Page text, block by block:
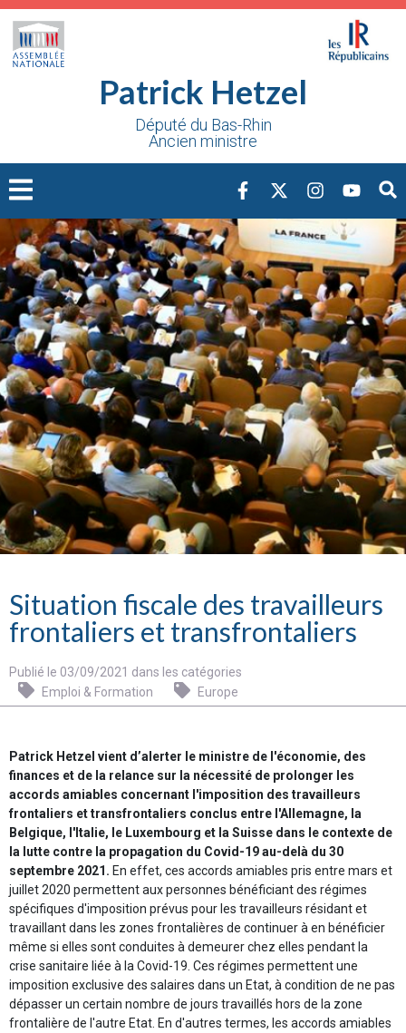
Patrick Hetzel
Député du Bas-Rhin
Ancien ministre
Situation fiscale des travailleurs
frontaliers et transfrontaliers
Publié le 03/09/2021 dans les catégories
Emploi & Formation
Europe
Patrick Hetzel vient d’alerter le ministre de l'économie, des
finances et de la relance sur la nécessité de prolonger les
accords amiables concernant l'imposition des travailleurs
frontaliers et transfrontaliers conclus entre l'Allemagne, la
Belgique, l'Italie, le Luxembourg et la Suisse dans le contexte de
la lutte contre la propagation du Covid-19 au-delà du 30
septembre 2021. En effet, ces accords amiables pris entre mars et
juillet 2020 permettent aux personnes bénéficiant des régimes
spécifiques d'imposition prévus pour les travailleurs résidant et
travaillant dans les zones frontalières de continuer à en bénéficier
même si elles sont conduites à demeurer chez elles pendant la
crise sanitaire liée à la Covid-19. Ces régimes permettent une
imposition exclusive des salaires dans un Etat, à condition de ne pas
dépasser un certain nombre de jours travaillés hors de la zone
frontalière de l'autre Etat. En d'autres termes, les accords amiables
Cookies management panel